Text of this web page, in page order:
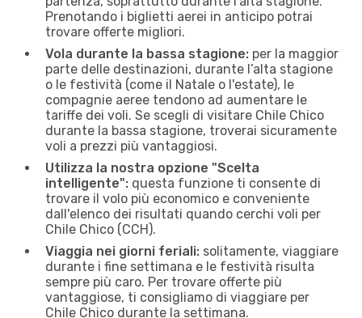
Prenotando i biglietti aerei in anticipo potrai
trovare offerte migliori.
Vola durante la bassa stagione: per la maggior
parte delle destinazioni, durante l’alta stagione
o le festività (come il Natale o l'estate), le
compagnie aeree tendono ad aumentare le
tariffe dei voli. Se scegli di visitare Chile Chico
durante la bassa stagione, troverai sicuramente
voli a prezzi più vantaggiosi.
Utilizza la nostra opzione "Scelta
intelligente": questa funzione ti consente di
trovare il volo più economico e conveniente
dall'elenco dei risultati quando cerchi voli per
Chile Chico (CCH).
Viaggia nei giorni feriali: solitamente, viaggiare
durante i fine settimana e le festività risulta
sempre più caro. Per trovare offerte più
vantaggiose, ti consigliamo di viaggiare per
Chile Chico durante la settimana.